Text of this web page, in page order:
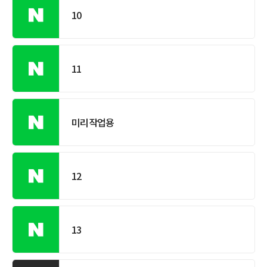
10
11
미리작업용
12
13